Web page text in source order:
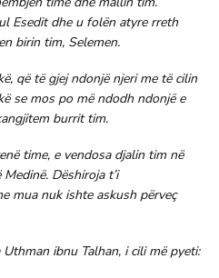
Esedit dhe u folën atyre rreth
birin tim, Selemen.
që të gjej ndonjë njeri me të cilin
se mos po më ndodh ndonjë e
burrit tim.
time, e vendosa djalin tim në
Dëshiroja t’i
mua nuk ishte askush përveç
Uthman ibnu Talhan, i cili më pyeti: